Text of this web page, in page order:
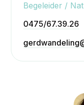
Begeleider /
0475/67.39.26